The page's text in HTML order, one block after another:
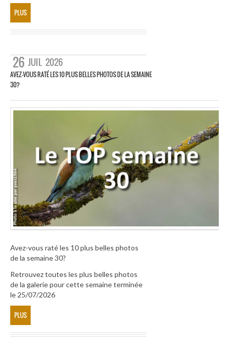
PLUS
26 JUIL 2026
AVEZ-VOUS RATÉ LES 10 PLUS BELLES PHOTOS DE LA SEMAINE
30?
Avez-vous raté les 10 plus belles photos
de la semaine 30?
Retrouvez toutes les plus belles photos
de la galerie pour cette semaine terminée
le 25/07/2026
PLUS